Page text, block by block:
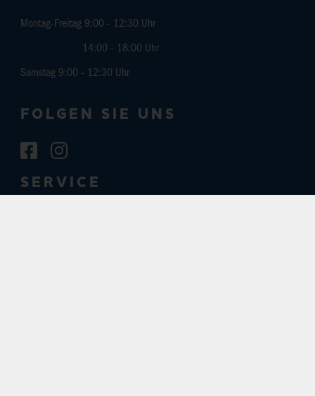
Montag-Freitag 9:00 - 12:30 Uhr
14:00 - 18:00 Uhr
Samstag 9:00 - 12:30 Uhr
FOLGEN SIE UNS
SERVICE